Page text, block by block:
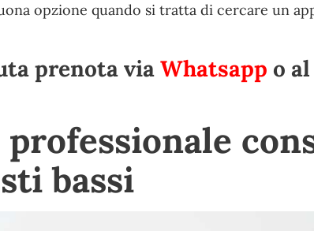
opzione quando si tratta di cercare un
prenota viaWhatsapp o
bassi